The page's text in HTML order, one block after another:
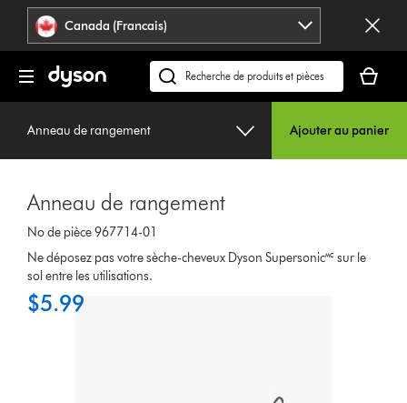
Veuillez
ou
appuyer
Déclaration
relative
à
l’accessibilité
Canada (Francais)
Recherchez
des
support
site
panier
est
Anneau de rangement Ajouter au panier
Anneau de rangement
No de pièce 967714-01
Ne déposez pas votre sèche-cheveux Dyson Supersonic🅪 sur le
sol entre les utilisations.
$5.99